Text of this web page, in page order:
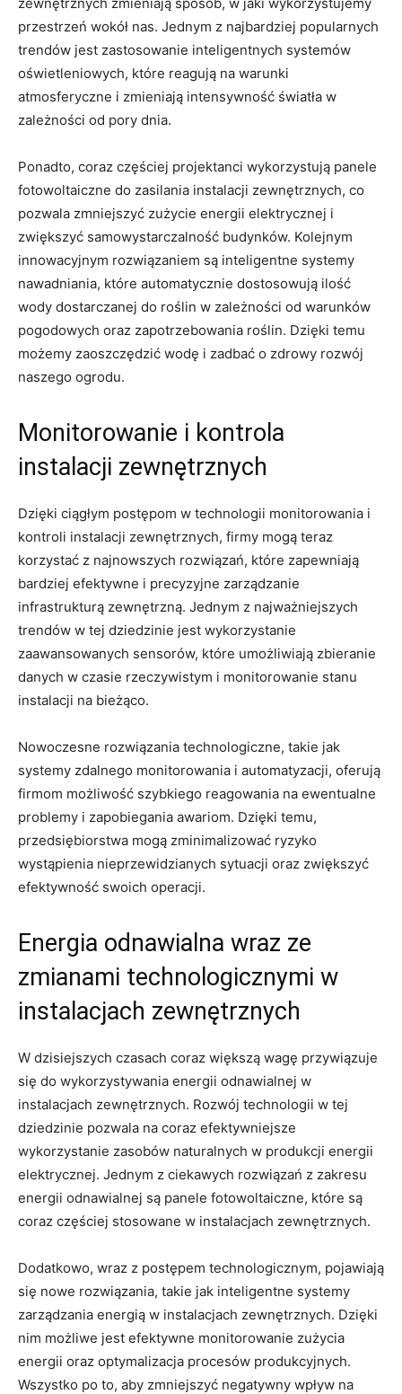
przestrzeń wokół nas. Jednym z najbardziej popularnych
trendów jest‍ zastosowanie inteligentnych systemów
oświetleniowych, które ⁣reagują na warunki⁤
atmosferyczne i zmieniają ​intensywność światła​ w
zależności od pory⁤ dnia.
Ponadto, coraz częściej projektanci wykorzystują panele
fotowoltaiczne do zasilania ‍instalacji zewnętrznych, co
pozwala zmniejszyć zużycie energii elektrycznej i
zwiększyć samowystarczalność budynków. Kolejnym
innowacyjnym rozwiązaniem są inteligentne systemy
nawadniania, które automatycznie dostosowują ilość⁣
wody dostarczanej do roślin‌ w ⁤zależności od warunków
pogodowych oraz⁤ zapotrzebowania roślin. Dzięki temu
możemy zaoszczędzić wodę ⁤i zadbać o zdrowy rozwój
naszego ogrodu.
Monitorowanie i kontrola
instalacji zewnętrznych
Dzięki ciągłym postępom‍ w technologii monitorowania‌ i
kontroli instalacji zewnętrznych, firmy⁢ mogą teraz
korzystać z najnowszych rozwiązań, które​ zapewniają
bardziej efektywne i precyzyjne zarządzanie
infrastrukturą⁣ zewnętrzną. Jednym‌ z najważniejszych
trendów ‍w ⁣tej dziedzinie jest‍ wykorzystanie
zaawansowanych sensorów, które ⁣umożliwiają zbieranie
⁢danych w czasie⁣ rzeczywistym i monitorowanie stanu
instalacji na⁢ bieżąco.
Nowoczesne rozwiązania technologiczne, takie jak
systemy zdalnego monitorowania i automatyzacji,​ oferują
firmom ⁤możliwość szybkiego reagowania na ewentualne
problemy ​i zapobiegania‍ awariom. Dzięki temu,
przedsiębiorstwa mogą ⁣zminimalizować ⁣ryzyko
wystąpienia‌ nieprzewidzianych sytuacji oraz ‌zwiększyć
efektywność swoich operacji.
Energia odnawialna ⁤wraz ze
⁢zmianami technologicznymi ‍w
instalacjach zewnętrznych
W dzisiejszych czasach ⁣coraz większą wagę przywiązuje
się do ‍wykorzystywania energii‌ odnawialnej w‍
instalacjach zewnętrznych. Rozwój technologii w ⁢tej
dziedzinie pozwala na ‌coraz efektywniejsze
wykorzystanie zasobów ⁢naturalnych ⁣w produkcji energii
elektrycznej. Jednym z ciekawych rozwiązań z zakresu
energii odnawialnej są⁢ panele fotowoltaiczne,⁣ które są
coraz częściej stosowane w ⁣instalacjach zewnętrznych.
Dodatkowo, wraz z postępem technologicznym, pojawiają
się ​nowe rozwiązania, takie jak inteligentne systemy
zarządzania energią w instalacjach zewnętrznych. Dzięki
nim⁢ możliwe jest efektywne monitorowanie‌ zużycia
energii oraz optymalizacja⁢ procesów ​produkcyjnych.
Wszystko po to, aby zmniejszyć negatywny wpływ na